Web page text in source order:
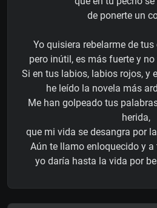
de ponerte un
Yo quisiera rebelarme de
pero inútil, es más fuerte y
Si en tus labios, labios rojos, y
he leído la novela más
Me han golpeado tus
herida,
que mi vida se desangra por
Aún te llamo enloquecido y
yo daría hasta la vida por